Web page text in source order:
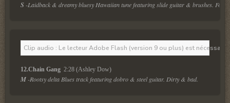
S -Laidback & dreamy bluesy Hawaiian tune featuring slide guitar & brushes. For
Clip audio : Le lecteur Adobe Flash (version 9 ou plus) est
12.Chain Gang 2:28 (Ashley Dow)
M -Rootsy delta Blues track featuring dobro & steel guitar. Dirty & bad.